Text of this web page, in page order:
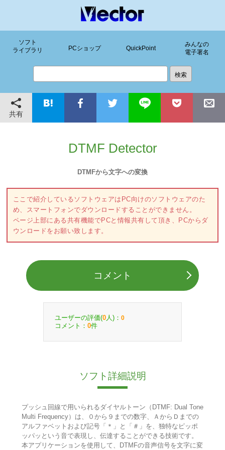
ソフト
ライブラリ
PCショップ QuickPoint
みんなの
電子署名
共有
DTMF Detector
DTMFから文字への変換
ここで紹介しているソフトウェアはPC向けのソフトウェアのた
め、スマートフォンでダウンロードすることができません。
ページ上部にある共有機能でPCと情報共有して頂き、PCからダ
ウンロードをお願い致します。
コメント
ユーザーの評価(0 人)： 0
コメント： 0件
ソフト詳細説明
プッシュ回線で用いられるダイヤルトーン（DTMF: Dual Tone
Multi Frequency）は、０から９までの数字、ＡからＤまでの
アルファベットおよび記号「＊」と「＃」を、独特なピッポ
ッパッという音で表現し、伝達することができる技術です。
本アプリケーションを使用して、DTMFの音声信号を文字に変